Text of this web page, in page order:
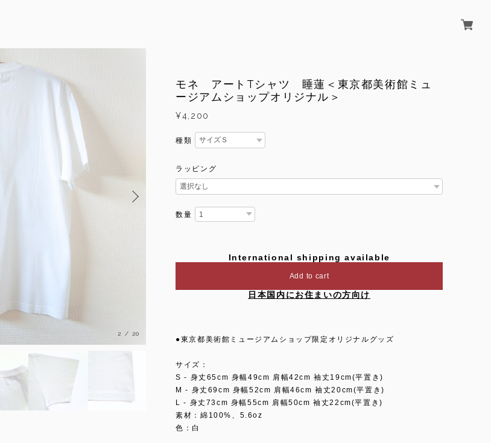
3 / 20
モネ アートTシャツ 睡蓮＜東京都美術館ミュ
ージアムショップオリジナル＞
¥4,200
種類
ラッピング
数量
International shipping available
Add to cart
日本国内にお住まいの方向け
●東京都美術館ミュージアムショップ限定オリジナルグッズ
サイズ：
S - 身丈65cm 身幅49cm 肩幅42cm 袖丈19cm(平置き)
M - 身丈69cm 身幅52cm 肩幅46cm 袖丈20cm(平置き)
L - 身丈73cm 身幅55cm 肩幅50cm 袖丈22cm(平置き)
素材：綿100%、5.6oz
色：白